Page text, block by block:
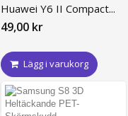
Huawei Y6 II Compact...
49,00 kr
Lägg i varukorg